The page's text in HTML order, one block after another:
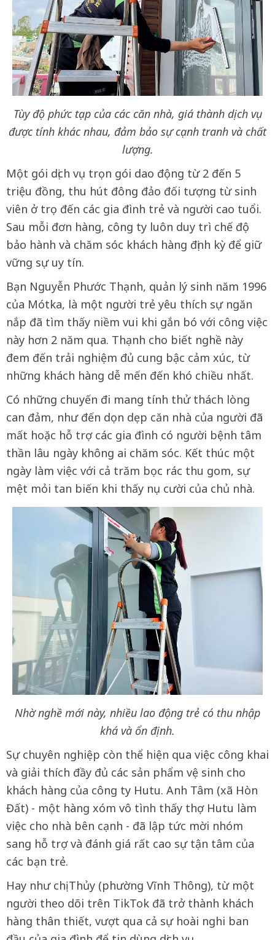
Tùy độ phức tạp của các căn nhà, giá thành dịch vụ
được tính khác nhau, đảm bảo sự cạnh tranh và chất
lượng.
Một gói dịch vụ trọn gói dao động từ 2 đến 5
triệu đồng, thu hút đông đảo đối tượng từ sinh
viên ở trọ đến các gia đình trẻ và người cao tuổi.
Sau mỗi đơn hàng, công ty luôn duy trì chế độ
bảo hành và chăm sóc khách hàng định kỳ để giữ
vững sự uy tín.
Bạn Nguyễn Phước Thạnh, quản lý sinh năm 1996
của Mótka, là một người trẻ yêu thích sự ngăn
nắp đã tìm thấy niềm vui khi gắn bó với công việc
này hơn 2 năm qua. Thạnh cho biết nghề này
đem đến trải nghiệm đủ cung bậc cảm xúc, từ
những khách hàng dễ mến đến khó chiều nhất.
Có những chuyến đi mang tính thử thách lòng
can đảm, như đến dọn dẹp căn nhà của người đã
mất hoặc hỗ trợ các gia đình có người bệnh tâm
thần lâu ngày không ai chăm sóc. Kết thúc một
ngày làm việc với cả trăm bọc rác thu gom, sự
mệt mỏi tan biến khi thấy nụ cười của chủ nhà.
Nhờ nghề mới này, nhiều lao động trẻ có thu nhập
khá và ổn định.
Sự chuyên nghiệp còn thể hiện qua việc công khai
và giải thích đầy đủ các sản phẩm vệ sinh cho
khách hàng của công ty Hutu. Anh Tâm (xã Hòn
Đất) - một hàng xóm vô tình thấy thợ Hutu làm
việc cho nhà bên cạnh - đã lập tức mời nhóm
sang hỗ trợ và đánh giá rất cao sự tận tâm của
các bạn trẻ.
Hay như chị Thủy (phường Vĩnh Thông), từ một
người theo dõi trên TikTok đã trở thành khách
hàng thân thiết, vượt qua cả sự hoài nghi ban